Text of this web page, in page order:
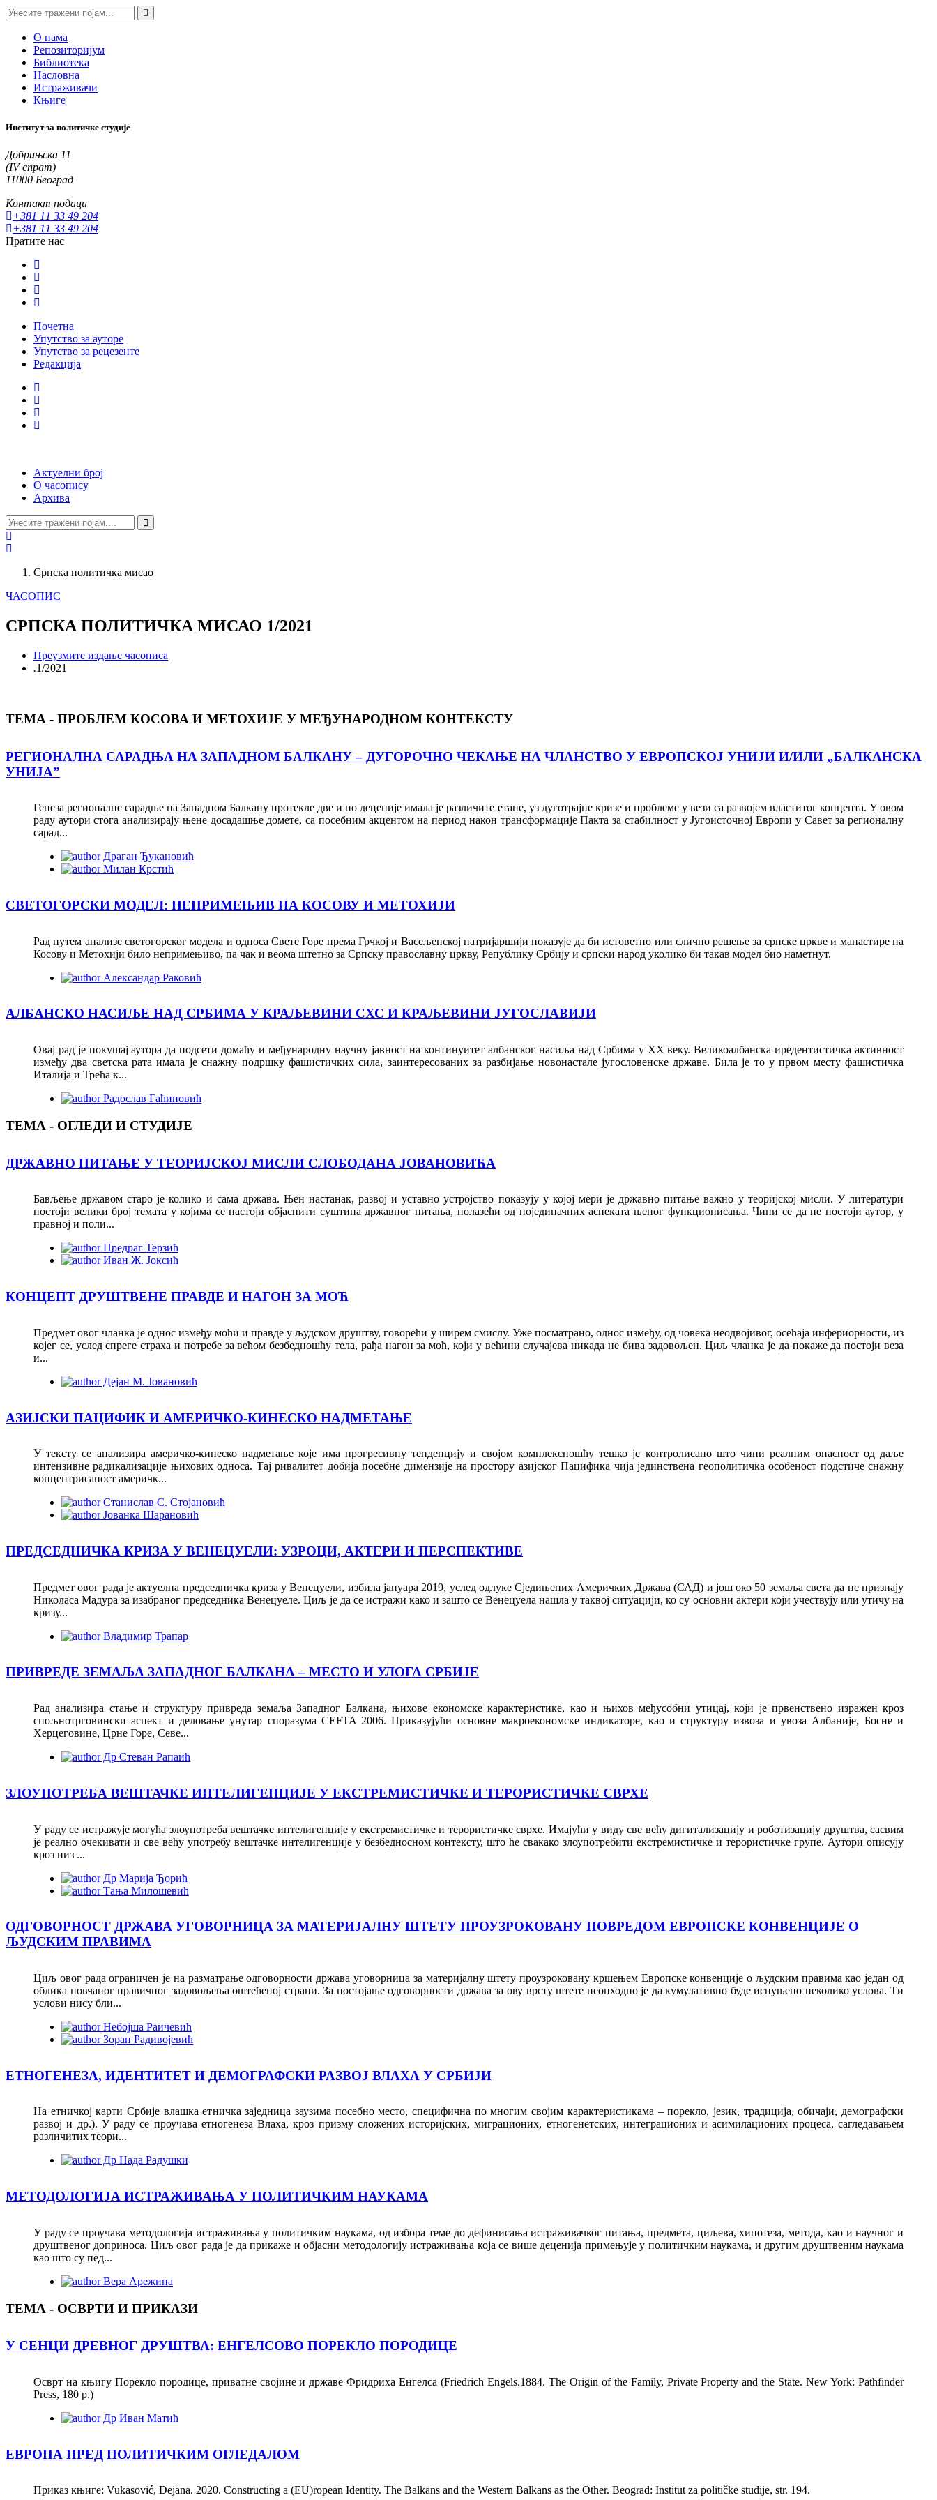
О нама
Репозиторијум
Библиотека
Насловна
Истраживачи
Књиге
Институт за политичке студије
Добрињска 11
(IV спрат)
11000 Београд
Контакт подаци
+381 11 33 49 204
+381 11 33 49 204
Пратите нас
Почетна
Упутство за ауторе
Упутство за рецезенте
Редакција
Актуелни број
О часопису
Архива
Српска политичка мисао
ЧАСОПИС
СРПСКА ПОЛИТИЧКА МИСАО 1/2021
Преузмите издање часописа
.1/2021
ТЕМА - ПРОБЛЕМ КОСОВА И МЕТОХИЈЕ У МЕЂУНАРОДНОМ КОНТЕКСТУ
РЕГИОНАЛНА САРАДЊА НА ЗАПАДНОМ БАЛКАНУ – ДУГОРОЧНО ЧЕКАЊЕ НА ЧЛАНСТВО У ЕВРОПСКОЈ УНИЈИ И/ИЛИ „БАЛКАНСКА
УНИЈА”
Генеза регионалне сарадње на Западном Балкану протекле две и по деценије имала је различите етапе, уз дуготрајне кризе и проблеме у вези са развојем властитог концепта. У овом
раду аутори стога анализирају њене досадашње домете, са посебним акцентом на период након трансформације Пакта за стабилност у Југоисточној Европи у Савет за регионалну
сарад...
Драган Ђукановић
Милан Крстић
СВЕТОГОРСКИ МОДЕЛ: НЕПРИМЕЊИВ НА КОСОВУ И МЕТОХИЈИ
Рад путем анализе светогорског модела и односа Свете Горе према Грчкој и Васељенској патријаршији показује да би истоветно или слично решење за српске цркве и манастире на
Косову и Метохији било непримењиво, па чак и веома штетно за Српску православну цркву, Републику Србију и српски народ уколико би такав модел био наметнут.
Александар Раковић
АЛБАНСКО НАСИЉЕ НАД СРБИМА У КРАЉЕВИНИ СХС И КРАЉЕВИНИ ЈУГОСЛАВИЈИ
Овај рад је покушај аутора да подсети домаћу и међународну научну јавност на континуитет албанског насиља над Србима у XX веку. Великоалбанска иредентистичка активност
између два светска рата имала је снажну подршку фашистичких сила, заинтересованих за разбијање новонастале југословенске државе. Била је то у првом месту фашистичка
Италија и Трећа к...
Радослав Гаћиновић
ТЕМА - ОГЛЕДИ И СТУДИЈЕ
ДРЖАВНО ПИТАЊЕ У ТЕОРИЈСКОЈ МИСЛИ СЛОБОДАНА ЈОВАНОВИЋА
Бављење државом старо је колико и сама држава. Њен настанак, развој и уставно устројство показују у којој мери је државно питање важно у теоријској мисли. У литератури
постоји велики број темата у којима се настоји објаснити суштина државног питања, полазећи од појединачних аспеката њеног функционисања. Чини се да не постоји аутор, у
правној и поли...
Предраг Терзић
Иван Ж. Јоксић
КОНЦЕПТ ДРУШТВЕНЕ ПРАВДЕ И НАГОН ЗА МОЋ
Предмет овог чланка је однос између моћи и правде у људском друштву, говорећи у ширем смислу. Уже посматрано, однос између, од човека неодвојивог, осећаја инфериорности, из
којег се, услед спреге страха и потребе за већом безбедношћу тела, рађа нагон за моћ, који у већини случајева никада не бива задовољен. Циљ чланка је да покаже да постоји веза
и...
Дејан М. Јовановић
AЗИЈСКИ ПАЦИФИК И АМЕРИЧКО-КИНЕСКО НАДМЕТАЊЕ
У тексту се анализира америчко-кинеско надметање које има прогресивну тенденцију и својом комплексношћу тешко је контролисано што чини реалним опасност од даље
интензивне радикализације њихових односа. Тaj ривалитет добија посебне димензије нa простору азијског Пацифика чија јединствена геополитичка особеност подстиче снажну
концентрисаност америчк...
Станислав С. Стојановић
Јованка Шарановић
ПРЕДСЕДНИЧКА КРИЗА У ВЕНЕЦУЕЛИ: УЗРОЦИ, АКТЕРИ И ПЕРСПЕКТИВЕ
Предмет овог рада је актуелна председничка криза у Венецуели, избила јануара 2019, услед одлуке Сједињених Америчких Држава (САД) и још око 50 земаља света да не признају
Николаса Мадура за изабраног председника Венецуеле. Циљ је да се истражи како и зашто се Венецуела нашла у таквој ситуацији, ко су основни актери који учествују или утичу на
кризу...
Владимир Трапар
ПРИВРЕДЕ ЗЕМАЉА ЗАПАДНОГ БАЛКАНА ‒ МЕСТО И УЛОГА СРБИЈЕ
Рад анализира стање и структуру привреда земаља Западног Балкана, њихове економске карактеристике, као и њихов међусобни утицај, који је првенствено изражен кроз
спољнотрговински аспект и деловање унутар споразума CEFTA 2006. Приказујући основне макроекономске индикаторе, као и структуру извоза и увоза Албаније, Босне и
Херцеговине, Црне Горе, Севе...
Др Стеван Рапаић
ЗЛОУПОТРЕБА ВЕШТАЧКЕ ИНТЕЛИГЕНЦИЈЕ У ЕКСТРЕМИСТИЧКЕ И ТЕРОРИСТИЧКЕ СВРХЕ
У раду се истражује могућа злоупотреба вештачке интелигенције у екстремистичке и терористичке сврхе. Имајући у виду све већу дигитализацију и роботизацију друштва, сасвим
је реално очекивати и све већу употребу вештачке интелигенције у безбедносном контексту, што ће свакако злоупотребити екстремистичке и терористичке групе. Аутори описују
кроз низ ...
Др Марија Ђорић
Тања Милошевић
ОДГОВОРНОСТ ДРЖАВА УГОВОРНИЦА ЗА МАТЕРИЈАЛНУ ШТЕТУ ПРОУЗРОКОВАНУ ПОВРЕДОМ ЕВРОПСКЕ КОНВЕНЦИЈЕ О
ЉУДСКИМ ПРАВИМА
Циљ овог рада ограничен је на разматрање одговорности држава уговорница за материјалну штету проузроковану кршењем Европске конвенције о људским правима као један од
облика новчаног правичног задовољења оштећеној страни. За постојање одговорности држава за ову врсту штете неопходно је да кумулативно буде испуњено неколико услова. Ти
услови нису бли...
Небојша Раичевић
Зоран Радивојевић
ЕТНОГЕНЕЗА, ИДЕНТИТЕТ И ДЕМОГРАФСКИ РАЗВОЈ ВЛАХА У СРБИЈИ
На етничкој карти Србије влашка етничка заједница заузима посебно место, специфична по многим својим карактеристикама – порекло, језик, традиција, обичаји, демографски
развој и др.). У раду се проучава етногенеза Влаха, кроз призму сложених историјских, миграционих, етногенетских, интеграционих и асимилационих процеса, сагледавањем
различитих теори...
Др Нада Радушки
МЕТОДОЛОГИЈА ИСТРАЖИВАЊА У ПОЛИТИЧКИМ НАУКАМА
У раду се проучава методологијa истраживања у политичким наукама, од избора теме до дефинисања истрaживачког питања, предмета, циљева, хипотеза, метода, као и научног и
друштвеног доприноса. Циљ овог рада је да прикаже и објасни методологију истраживања која се више деценија примењује у политичким наукама, и другим друштвеним наукама
као што су пед...
Вера Арежина
ТЕМА - ОСВРТИ И ПРИКАЗИ
У СЕНЦИ ДРЕВНОГ ДРУШТВА: ЕНГЕЛСОВО ПОРЕКЛО ПОРОДИЦЕ
Осврт на књигу Порекло породице, приватне својине и државе Фридриха Енгелса (Friedrich Engels.1884. The Origin of the Family, Private Property and the State. New York: Pathfinder
Press, 180 p.)
Др Иван Матић
ЕВРОПА ПРЕД ПОЛИТИЧКИМ ОГЛЕДАЛОМ
Приказ књиге: Vukasović, Dejana. 2020. Constructing a (EU)ropean Identity. The Balkans and the Western Balkans as the Other. Beograd: Institut za političke studije, str. 194.